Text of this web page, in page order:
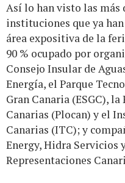
Así lo han visto las más
instituciones que ya
área expositiva de la
90 % ocupado por
Consejo Insular de
Energía, el Parque
Gran Canaria (ESGC),
Canarias (Plocan) y el
Canarias (ITC); y
Energy, Hidra Servicios
Representaciones